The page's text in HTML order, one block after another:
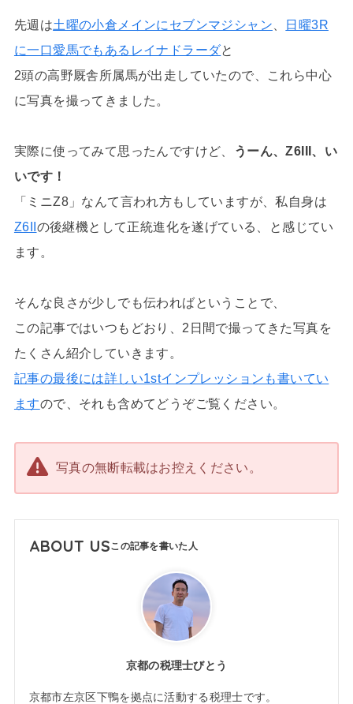
先週は土曜の小倉メインにセブンマジシャン
日曜3R
に一口愛馬でもあるレイナドラーダと
2頭の高野厩舎所属馬が出走していたので、これら中心
に写真を撮ってきました。
実際に使ってみて思ったんですけど、
うーん、Z6III、い
いです！
「ミニZ8」なんて言われ方もしていますが、私自身は
Z6II の後継機として正統進化を遂げている、と感じてい
ます。
そんな良さが少しでも伝わればということで、
この記事ではいつもどおり、2日間で撮ってきた写真を
たくさん紹介していきます。
記事の最後には詳しい1stインプレッションも書いてい
ますので、それも含めてどうぞご覧ください。
写真の無断転載はお控えください。
ABOUT US
京都の税理士びとう
京都市左京区下鴨を拠点に活動する税理士です。